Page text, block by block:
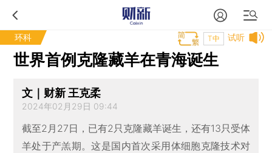
环科 试听
T中
世界首例克隆藏羊在青海诞生
文｜财新 王克柔
2024年02月29日 09:44
截至2月27日，已有2只克隆藏羊诞生，还有13只受体
羊处于产羔期。这是国内首次采用体细胞克隆技术对